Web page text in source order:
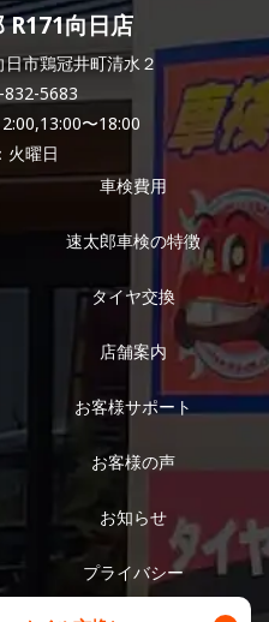
R171向日店
市鶏冠井町清水２
5683
〜18:00
火曜日
車検費用
速太郎車検の特徴
タイヤ交換
店舗案内
お客様サポート
お客様の声
お知らせ
プライバシー